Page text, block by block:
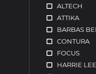
ALTECH
ATTIKA
BARBAS
CONTURA
FOCUS
HARRIE